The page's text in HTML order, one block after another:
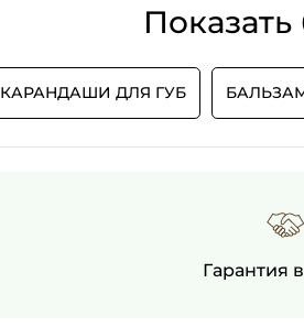
КАРАНДАШИ ДЛЯ ГУБ
Гарантия